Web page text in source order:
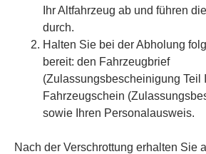
Ihr Altfahrzeug ab und führen
durch.
Halten Sie bei der Abholung
bereit: den Fahrzeugbrief
(Zulassungsbescheinigung Teil
Fahrzeugschein
sowie Ihren Personalausweis.
Nach der Verschrottung erhalten Sie